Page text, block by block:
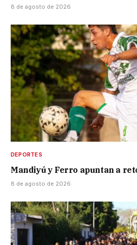
8 de agosto de 2026
DEPORTES
Mandiyú y Ferro apuntan a
8 de agosto de 2026